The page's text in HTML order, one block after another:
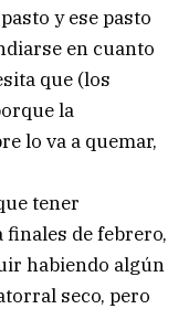
y ese pasto
en cuanto
que (los
la
lo va a quemar,
tener
finales de febrero,
habiendo algún
seco, pero